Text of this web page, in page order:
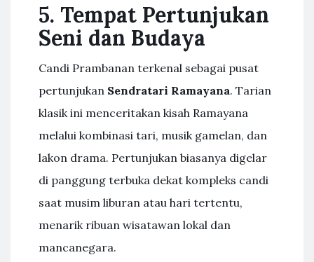
5. Tempat Pertunjukan
Seni dan Budaya
Candi Prambanan terkenal sebagai pusat
pertunjukan Sendratari Ramayana. Tarian
klasik ini menceritakan kisah Ramayana
melalui kombinasi tari, musik gamelan, dan
lakon drama. Pertunjukan biasanya digelar
di panggung terbuka dekat kompleks candi
saat musim liburan atau hari tertentu,
menarik ribuan wisatawan lokal dan
mancanegara.